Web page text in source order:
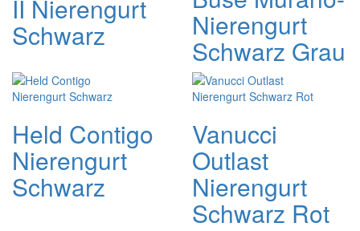
II Nierengurt
Schwarz Nierengurt
Schwarz Grau
Held Contigo
Nierengurt
Schwarz
Vanucci
Outlast
Nierengurt
Schwarz Rot